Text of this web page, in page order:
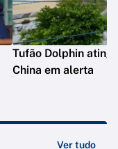
Tufão Dolphin
China em alerta
Ver tudo